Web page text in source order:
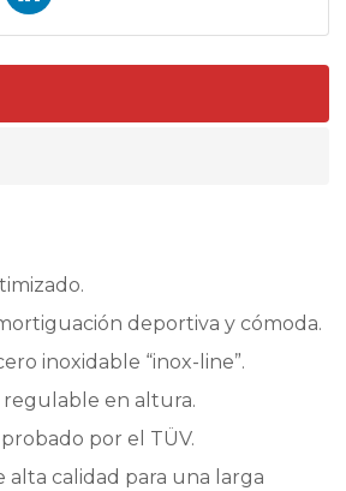
deportiva y cómoda.
inoxidable “inox-line”.
en altura.
por el TÜV.
alta calidad para una larga